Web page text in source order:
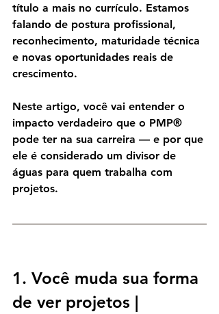
título a mais no currículo. Estamos
falando de postura profissional,
reconhecimento, maturidade técnica
e novas oportunidades reais de
crescimento.
Neste artigo, você vai entender o
impacto verdadeiro que o PMP®
pode ter na sua carreira — e por que
ele é considerado um divisor de
águas para quem trabalha com
projetos.
1. Você muda sua forma
de ver projetos |